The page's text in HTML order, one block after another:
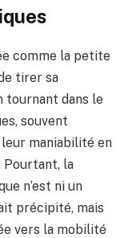
comme la petite
tirer sa
tournant dans le
souvent
maniabilité en
la
n’est ni un
précipité, mais
vers la mobilité